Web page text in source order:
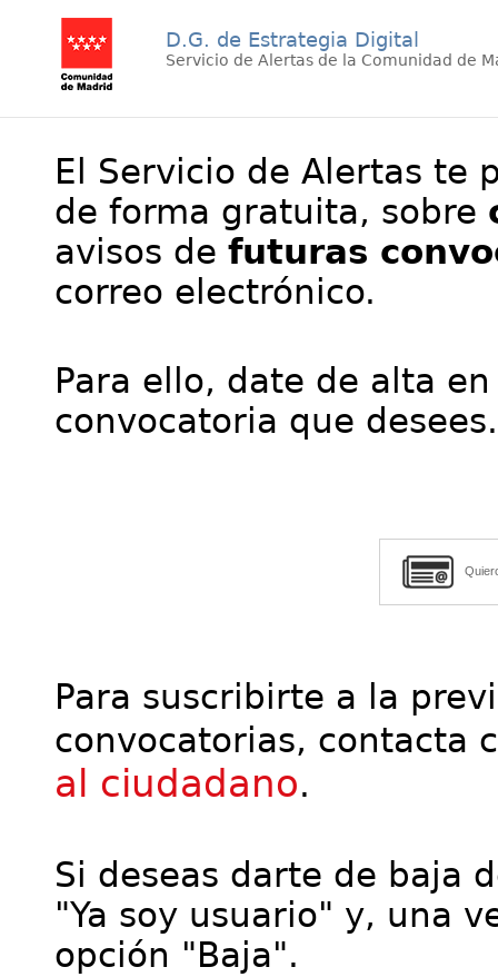
D.G. de Estrategia Digital
Servicio de Alertas de la Comunidad de
El Servicio de Alertas te
de forma gratuita, sobre
avisos de futuras
correo electrónico.
Para ello, date de alta
convocatoria que desees.
Para suscribirte a la
convocatorias, contacta
al ciudadano.
Si deseas darte de baja
"Ya soy usuario" y, una
opción "Baja".